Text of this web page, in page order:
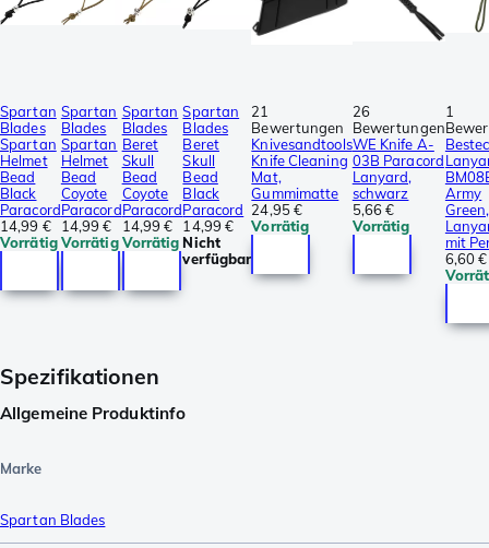
Spartan
Blades
Spartan
Helmet
Bead
Black
Paracord
14,99 €
Vorrätig
Spartan
Blades
Spartan
Helmet
Bead
Coyote
Paracord
14,99 €
Vorrätig
Spartan
Blades
Beret
Skull
Bead
Coyote
Paracord
14,99 €
Vorrätig
Spartan
Blades
Beret
Skull
Bead
Black
Paracord
14,99 €
Nicht
verfügbar
21
Bewertungen
Knivesandtools
Knife Cleaning
Mat,
Gummimatte
24,95 €
Vorrätig
26
Bewertungen
WE Knife A-
03B Paracord
Lanyard,
schwarz
5,66 €
Vorrätig
1
Army
Green,
mit
6,60 €
Spezifikationen
Allgemeine Produktinfo
Marke
Spartan Blades